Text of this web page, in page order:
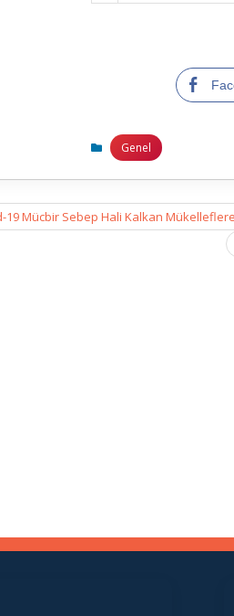
Genel
19 Mücbir Sebep Hali Kalkan